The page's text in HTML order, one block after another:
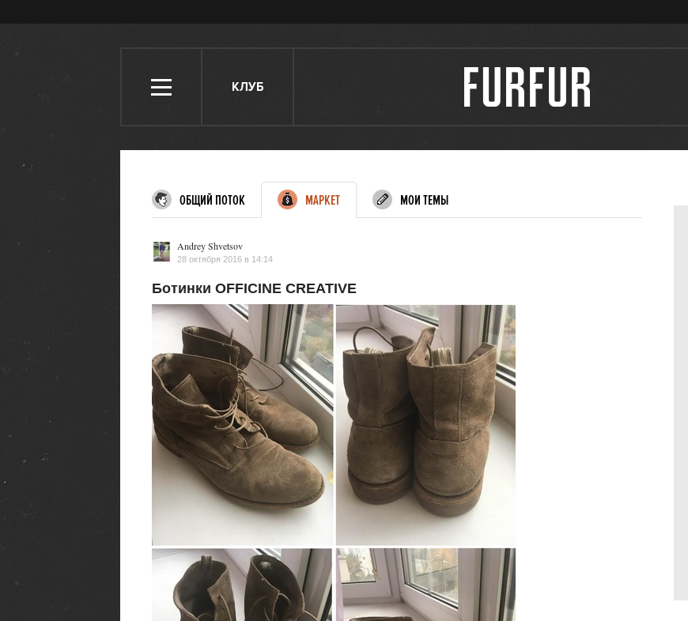
КЛУБ
ОБЩИЙ ПОТОК МАРКЕТ МОИ ТЕМЫ
Andrey Shvetsov
28 октября 2016 в 14:14
Ботинки OFFICINE CREATIVE